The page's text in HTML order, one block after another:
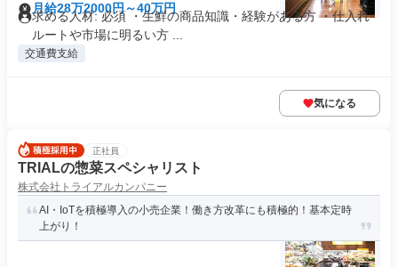
月給28万2000円～40万円
求める人材: 必須 ・生鮮の商品知識・経験がある方 ・仕入れ
ルートや市場に明るい方 ...
交通費支給
気になる
正社員
TRIALの惣菜スペシャリスト
株式会社トライアルカンパニー
AI・IoTを積極導入の小売企業！働き方改革にも積極的！基本定時
上がり！